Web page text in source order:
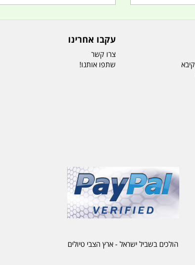
עקבו אחרינו
צרו קשר
שתפו אותנו!
הולכים בשביל ישראל - ארץ הצבי טיולים